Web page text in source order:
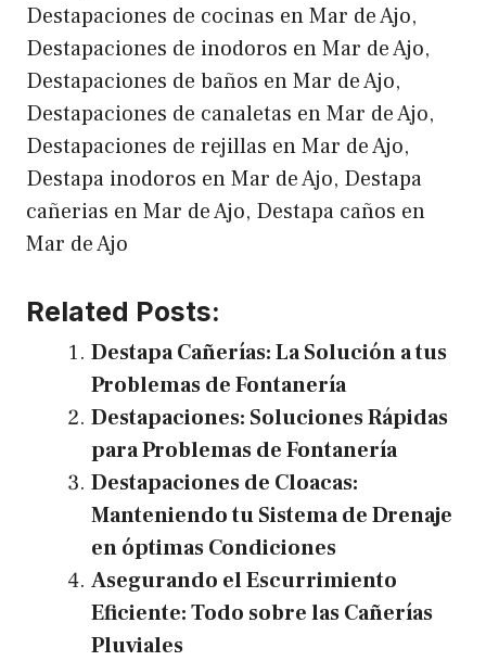
Destapaciones de cocinas en Mar de Ajo,
Destapaciones de inodoros en Mar de Ajo,
Destapaciones de baños en Mar de Ajo,
Destapaciones de canaletas en Mar de Ajo,
Destapaciones de rejillas en Mar de Ajo,
Destapa inodoros en Mar de Ajo, Destapa
cañerias en Mar de Ajo, Destapa caños en
Mar de Ajo
Related Posts:
Destapa Cañerías: La Solución a tus
Problemas de Fontanería
Destapaciones: Soluciones Rápidas
para Problemas de Fontanería
Destapaciones de Cloacas:
Manteniendo tu Sistema de Drenaje
en óptimas Condiciones
Asegurando el Escurrimiento
Eficiente: Todo sobre las Cañerías
Pluviales